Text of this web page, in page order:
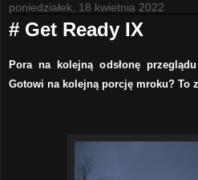
poniedziałek, 18 kwietnia 2022
# Get Ready IX
Pora na kolejną odsłonę
Gotowi na kolejną porcję mroku? To